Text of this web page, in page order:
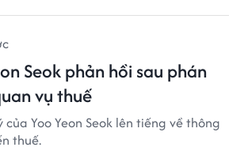
Seok phản hồi sau phán
vụ thuế
Yoo Yeon Seok lên tiếng về thông
thuế.